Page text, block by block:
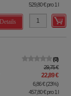
529,80 €pro 1 l
Details
0
29,75 €
22,89 €
6,86 €(23%)
457,80 €pro 1 l